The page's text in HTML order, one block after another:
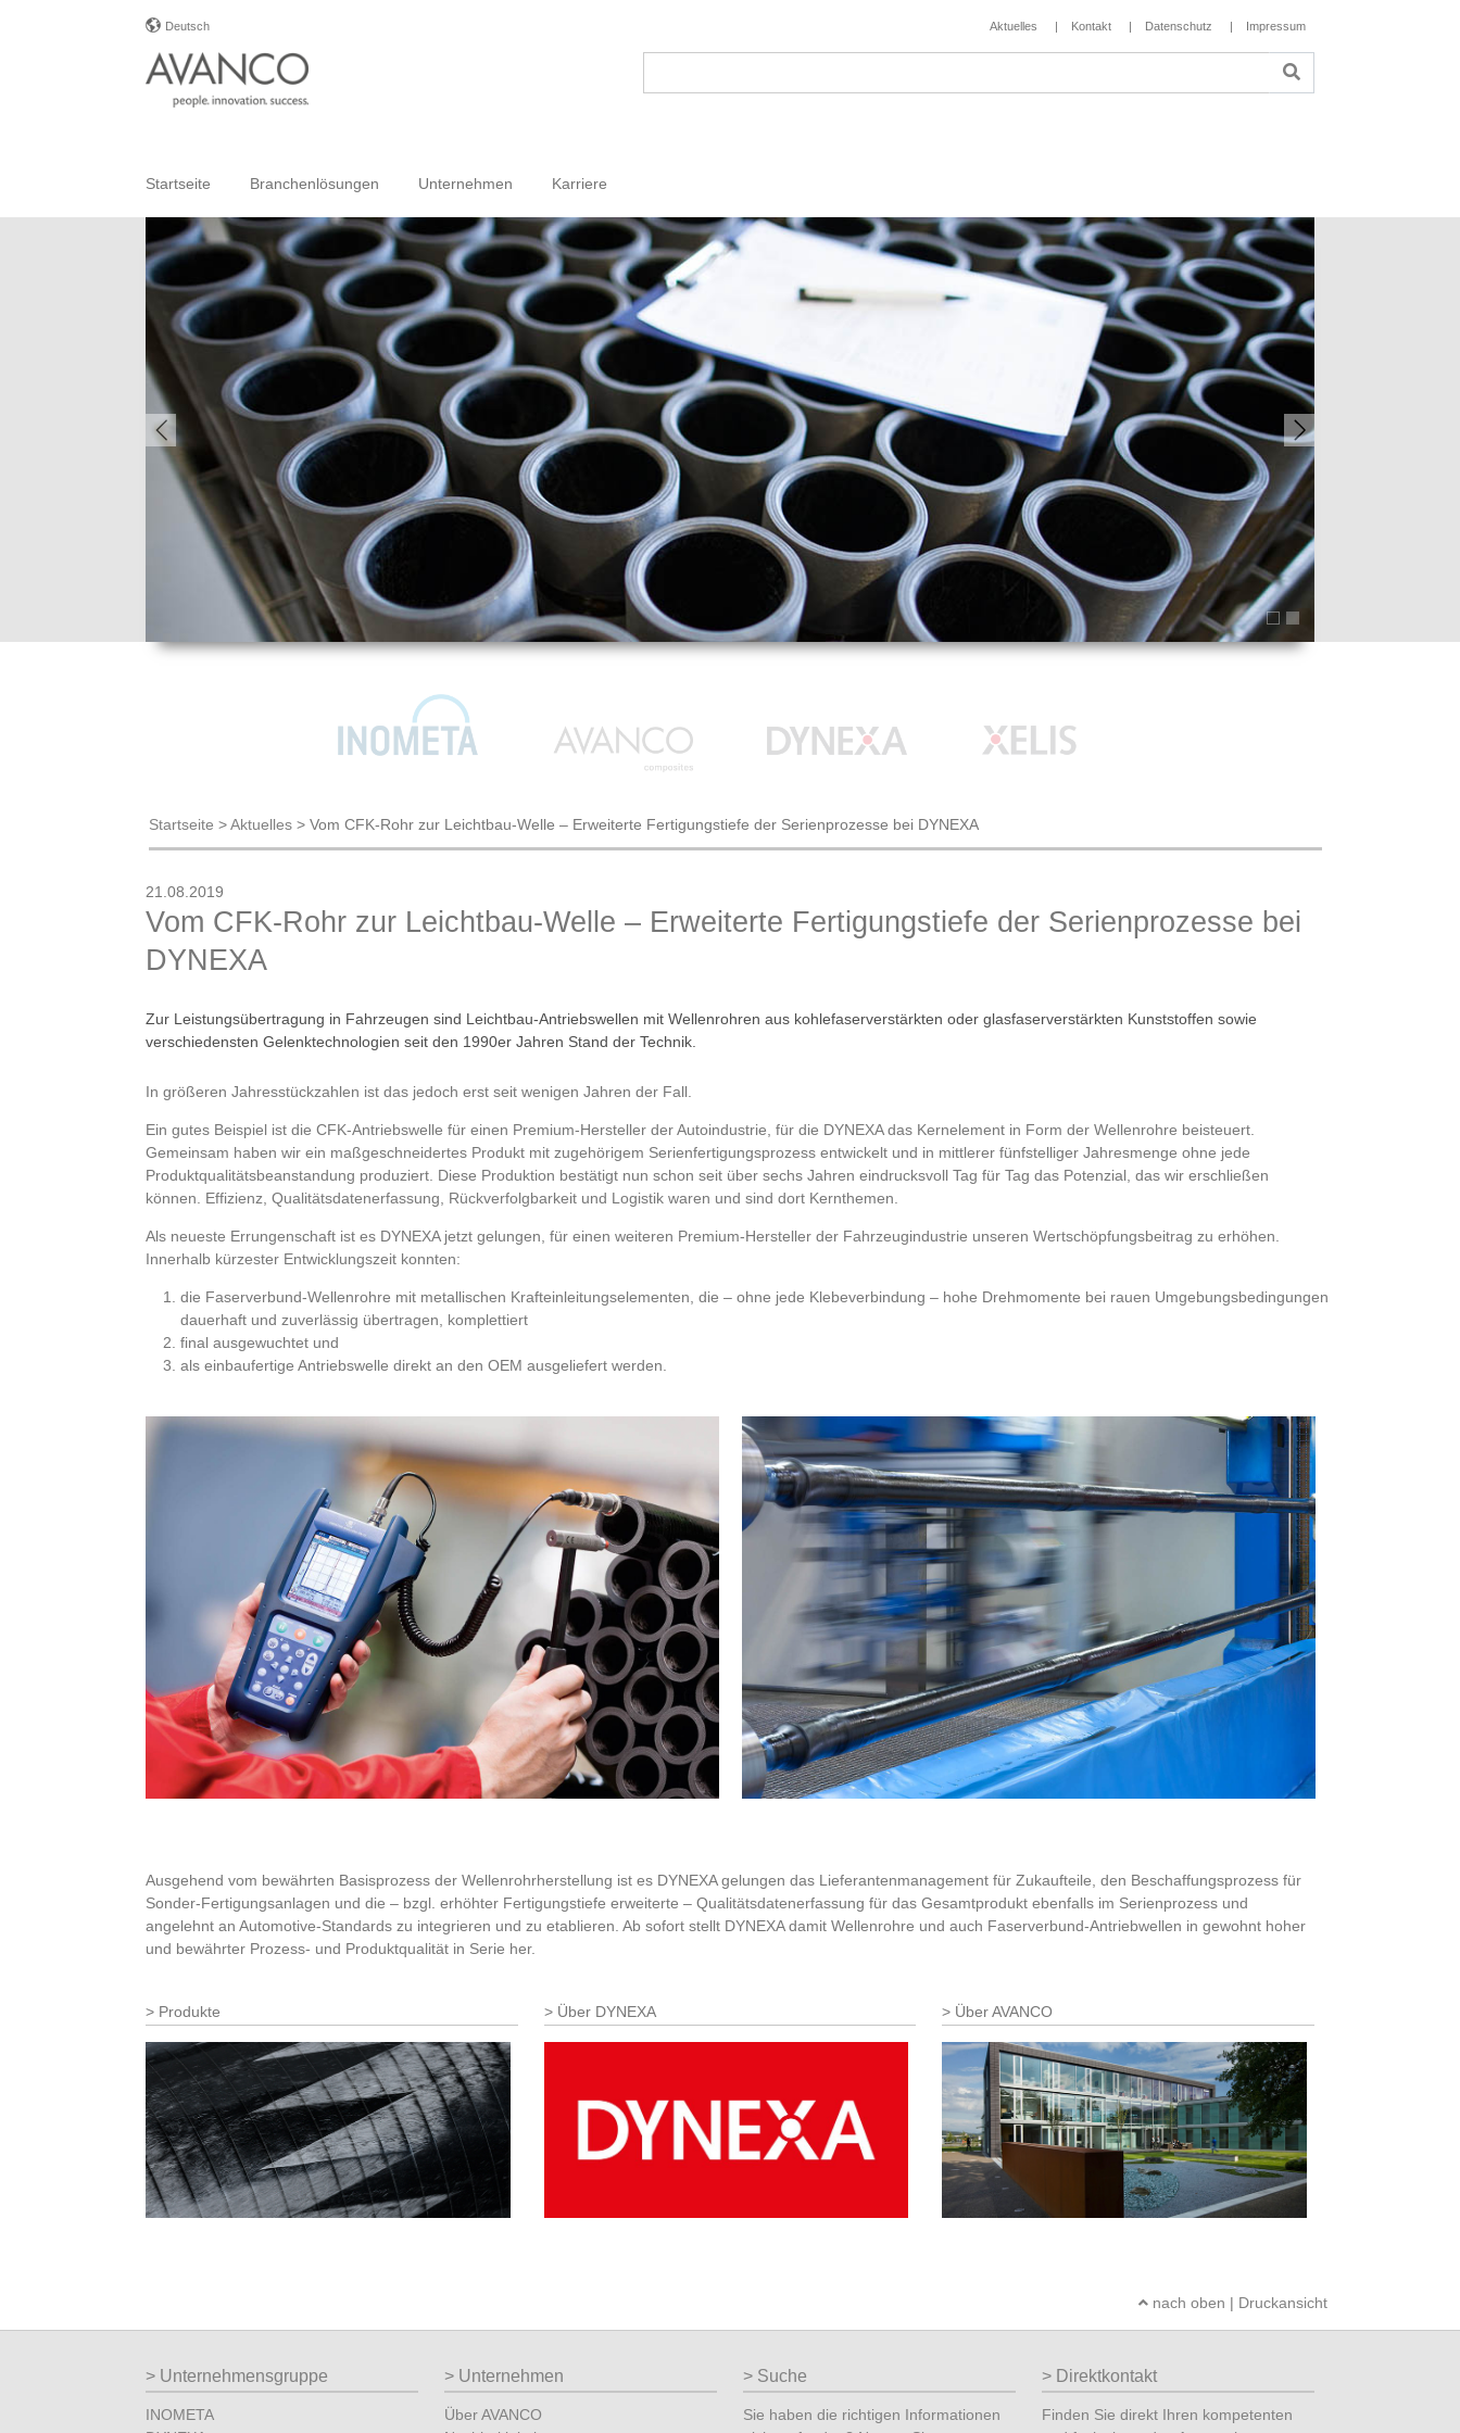
Deutsch Aktuelles Kontakt Datenschutz Impressum
Startseite Branchenlösungen Unternehmen Karriere
Previous Next
Startseite >Aktuelles > Vom CFK-Rohr zur Leichtbau-Welle – Erweiterte Fertigungstiefe der Serienprozesse bei DYNEXA
21.08.2019
Vom CFK-Rohr zur Leichtbau-Welle – Erweiterte Fertigungstiefe der Serienprozesse bei
DYNEXA
Zur Leistungsübertragung in Fahrzeugen sind Leichtbau-Antriebswellen mit Wellenrohren aus kohlefaserverstärkten oder glasfaserverstärkten Kunststoffen sowie
verschiedensten Gelenktechnologien seit den 1990er Jahren Stand der Technik.
In größeren Jahresstückzahlen ist das jedoch erst seit wenigen Jahren der Fall.
Ein gutes Beispiel ist die CFK-Antriebswelle für einen Premium-Hersteller der Autoindustrie, für die DYNEXA das Kernelement in Form der Wellenrohre beisteuert.
Gemeinsam haben wir ein maßgeschneidertes Produkt mit zugehörigem Serienfertigungsprozess entwickelt und in mittlerer fünfstelliger Jahresmenge ohne jede
Produktqualitätsbeanstandung produziert. Diese Produktion bestätigt nun schon seit über sechs Jahren eindrucksvoll Tag für Tag das Potenzial, das wir erschließen
können. Effizienz, Qualitätsdatenerfassung, Rückverfolgbarkeit und Logistik waren und sind dort Kernthemen.
Als neueste Errungenschaft ist es DYNEXA jetzt gelungen, für einen weiteren Premium-Hersteller der Fahrzeugindustrie unseren Wertschöpfungsbeitrag zu erhöhen.
Innerhalb kürzester Entwicklungszeit konnten:
die Faserverbund-Wellenrohre mit metallischen Krafteinleitungselementen, die – ohne jede Klebeverbindung – hohe Drehmomente bei rauen Umgebungsbedingungen
dauerhaft und zuverlässig übertragen, komplettiert
final ausgewuchtet und
als einbaufertige Antriebswelle direkt an den OEM ausgeliefert werden.
Ausgehend vom bewährten Basisprozess der Wellenrohrherstellung ist es DYNEXA gelungen das Lieferantenmanagement für Zukaufteile, den Beschaffungsprozess für
Sonder-Fertigungsanlagen und die – bzgl. erhöhter Fertigungstiefe erweiterte – Qualitätsdatenerfassung für das Gesamtprodukt ebenfalls im Serienprozess und
angelehnt an Automotive-Standards zu integrieren und zu etablieren. Ab sofort stellt DYNEXA damit Wellenrohre und auch Faserverbund-Antriebwellen in gewohnt hoher
und bewährter Prozess- und Produktqualität in Serie her.
Produkte Über DYNEXA Über AVANCO
nach oben | Druckansicht
Unternehmensgruppe
INOMETA
Unternehmen
Über AVANCO
Suche
Sie haben die richtigen Informationen
Direktkontakt
Finden Sie direkt Ihren kompetenten